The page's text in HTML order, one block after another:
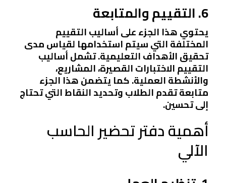
6. التقييم والمتابعة
يحتوي هذا الجزء على أساليب التقييم
المختلفة التي سيتم استخدامها لقياس مدى
تحقيق الأهداف التعليمية. تشمل أساليب
التقييم الاختبارات القصيرة، المشاريع،
والأنشطة العملية. كما يتضمن هذا الجزء
متابعة تقدم الطلاب وتحديد النقاط التي تحتاج
إلى تحسين.
أهمية دفتر تحضير الحاسب
الآلي